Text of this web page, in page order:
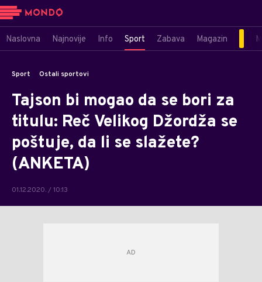
Naslovna Najnovije Info Sport Zabava Magazin
Sport Ostali sportovi
Tajson bi mogao da se bori za
titulu: Reč Velikog Džordža se
poštuje, da li se slažete?
(ANKETA)
01.12.2020. / 10:13